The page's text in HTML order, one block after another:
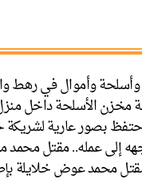
مخزن الأسلحة داخل
بصور عارية لشريكة
إلى عمله.. مقتل
محمد عوض خلايلة